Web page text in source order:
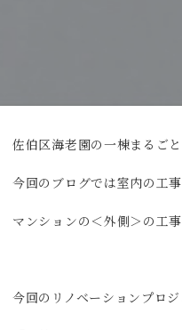
佐伯区海老園の一棟まるご
今回のブログでは室内の工
マンションの＜外側＞の工
今回のリノベーションプロ